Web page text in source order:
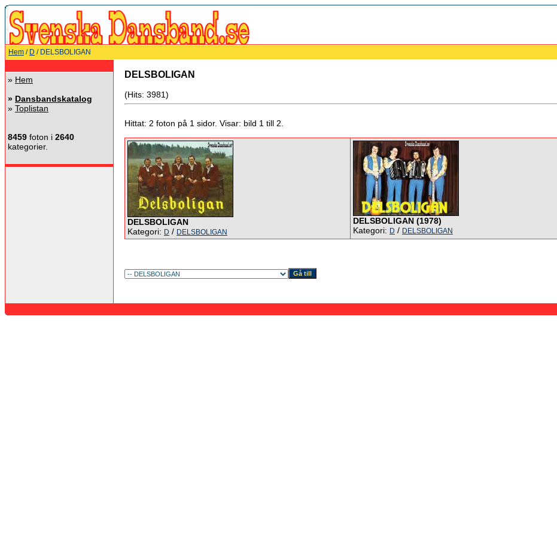
Hem / D / DELSBOLIGAN
» Hem
» Dansbandskatalog
» Toplistan
8459 foton i 2640
kategorier.
DELSBOLIGAN
(Hits: 3981)
Hittat: 2 foton på 1 sidor. Visar: bild 1 till 2.
DELSBOLIGAN
Kategori: D / DELSBOLIGAN
DELSBOLIGAN (1978)
Kategori: D / DELSBOLIGAN